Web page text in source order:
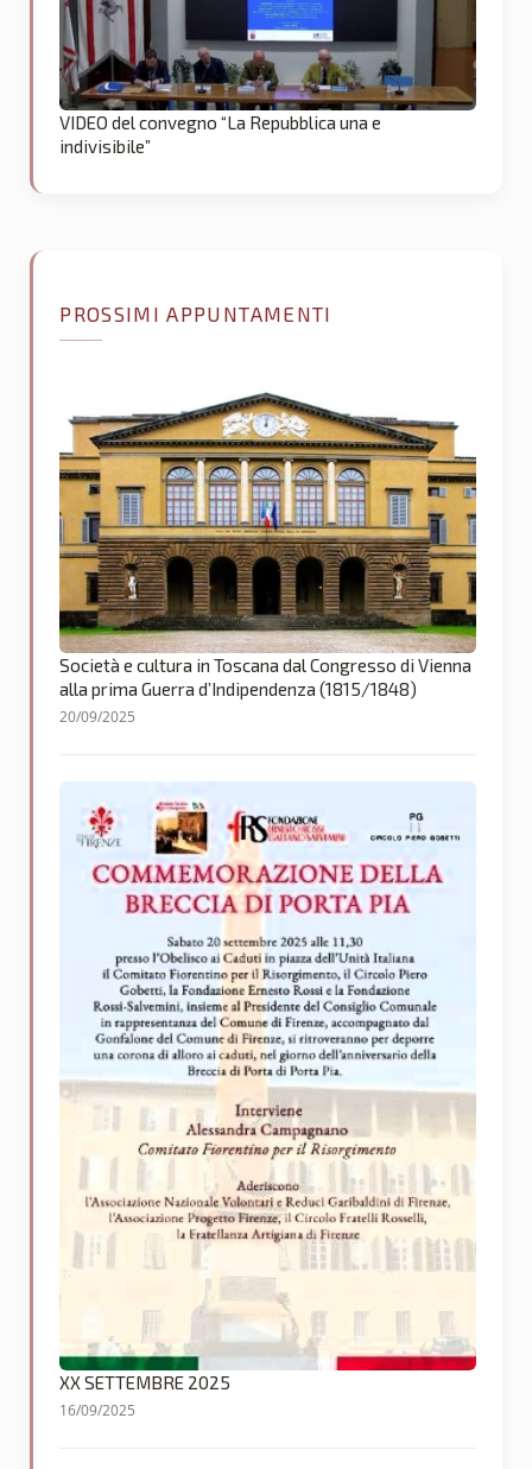
VIDEO del convegno “La Repubblica una e
indivisibile”
PROSSIMI APPUNTAMENTI
Società e cultura in Toscana dal Congresso di Vienna
alla prima Guerra d’Indipendenza (1815/1848)
20/09/2025
XX SETTEMBRE 2025
16/09/2025